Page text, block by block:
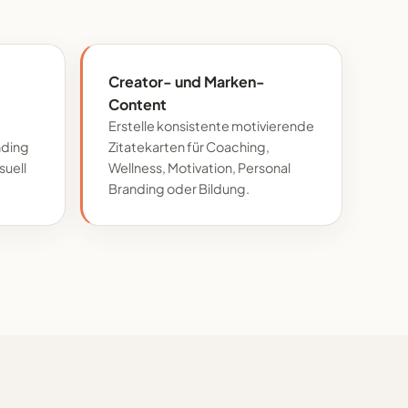
Creator- und Marken-
Content
Erstelle konsistente motivierende
Zitatekarten für Coaching,
Wellness, Motivation, Personal
Branding oder Bildung.